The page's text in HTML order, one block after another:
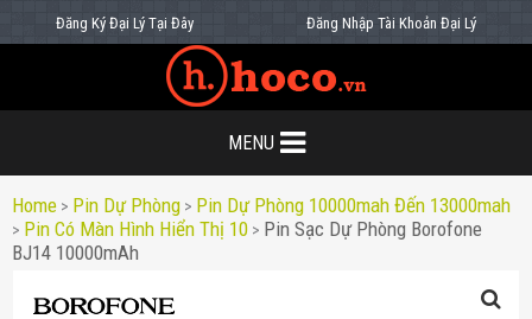
Đăng Ký Đại Lý Tại Đây Đăng Nhập Tài Khoản Đại Lý
MENU
Home > Pin Dự Phòng > Pin Dự Phòng 10000mah Đến 13000mah
> Pin Có Màn Hình Hiển Thị 10 > Pin Sạc Dự Phòng Borofone
BJ14 10000mAh